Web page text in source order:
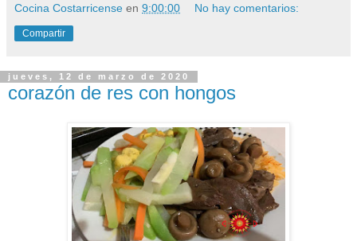
Cocina Costarricense en 9:00:00 No hay comentarios:
Compartir
jueves, 12 de marzo de 2020
corazón de res con hongos